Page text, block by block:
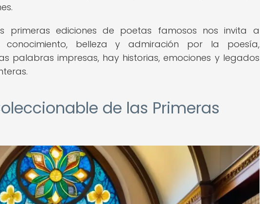
primeras ediciones de poetas famosos nos invita a
belleza y admiración por la poesía,
palabras impresas, hay historias, emociones y legados
de las Primeras